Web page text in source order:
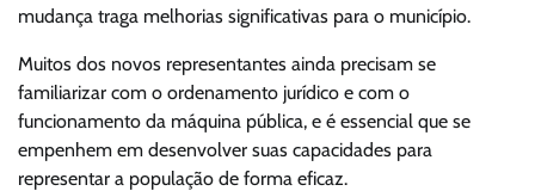
mudança traga melhorias significativas para o município.
Muitos dos novos representantes ainda precisam se
familiarizar com o ordenamento jurídico e com o
funcionamento da máquina pública, e é essencial que se
empenhem em desenvolver suas capacidades para
representar a população de forma eficaz.